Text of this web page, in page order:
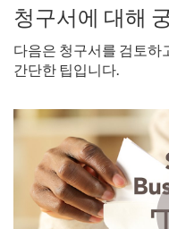
청구서에 대해
다음은 청구서를 검토하
간단한 팁입니다.